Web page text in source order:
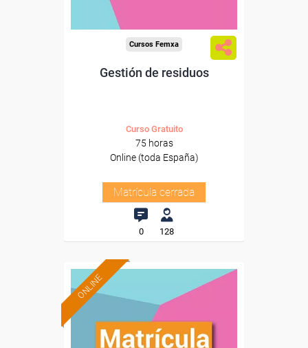
Cursos Femxa
Gestión de residuos
Curso Gratuito
75 horas
Online (toda España)
Matrícula cerrada
0 128
ONLINE